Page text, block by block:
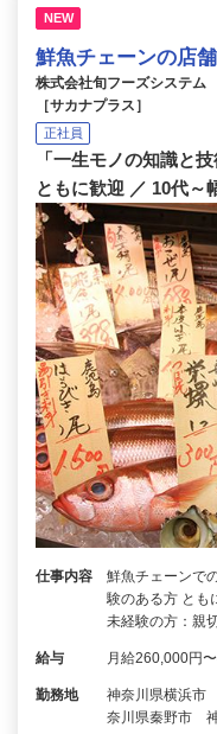
NEW
鮮魚チェーンの店
株式会社旬フーズシステ
［サカナプラス］
正社員
「一生モノの知識と
ともに歓迎 ／ 10代～
仕事内容
鮮魚チェーンで
験のある方 と
未経験の方：親
給与 月給260,000円
勤務地
神奈川県横浜
奈川県秦野市